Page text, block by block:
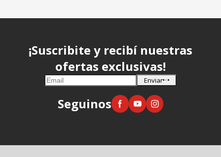
¡Suscribite y recibí nuestras
ofertas exclusivas!
Enviar
Seguinos